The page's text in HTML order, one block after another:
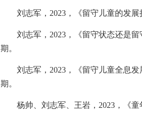
刘志军， 2023 ，《留守儿童的发
刘志军， 2023 ，《留守状态还是
期。
刘志军， 2023 ，《留守儿童全息
期。
杨帅、刘志军、王岩， 2023 ，《